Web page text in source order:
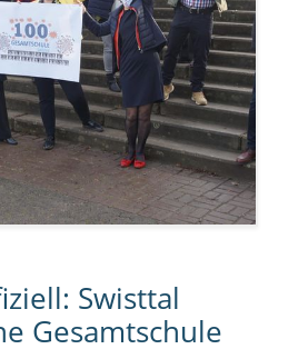
Swisttal
Gesamtschule